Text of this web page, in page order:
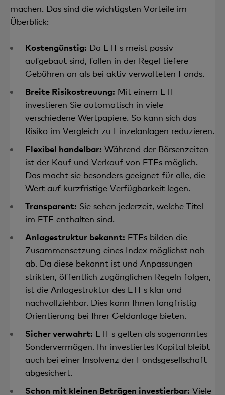
in den Rohstoff, sondern oft in Zertifikate.
Immobilien-ETFs
sogenannten REITs.
Geldmarkt-ETFs setzen auf kurzfristige,
dafür meist auch mit tieferer Rendite.
(Environmental, Social, Governance). Sie
kommen vor allem dann infrage, wenn bei der
geachtet werden soll.
Faktor-ETFs oder Smart-Beta-ETFsrichten
sich nicht nur nach der Grösse von
Unternehmen, sondern wählen Titel gezielt
nach bestimmten Merkmalen aus – etwa
günstig bewertete Aktien (Value), Titel mit
positiver Kursentwicklung (Momentum) oder
(Qualität).
Multi-Asset-ETFskombinieren verschiedene
Anlageklassen wie Aktien, Anleihen und
Gehebelte ETFsversuchen, die tägliche
Sie bieten höhere Gewinnchancen, bergen aber
auch deutlich höhere Risiken.
Währungsgesicherte ETFsschützen vor
Wechselkursverlusten, wenn Sie in einen ETF
investieren, der nicht auf Schweizer Franken
lautet.
nachgebildet, ohne dass die enthaltenen Titel
tatsächlich gekauft werden. Das spart Kosten,
etwa durch die Abhängigkeit von Dritten.
machen. Das sind die wichtigsten Vorteile im
Überblick:
Kostengünstig: Da ETFs meist passiv
aufgebaut sind, fallen in der Regel tiefere
Gebühren an als bei aktiv verwalteten Fonds.
Breite Risikostreuung: Mit einem ETF
investieren Sie automatisch in viele
verschiedene Wertpapiere. So kann sich das
Risiko im Vergleich zu Einzelanlagen reduzieren.
Flexibel handelbar: Während der Börsenzeiten
ist der Kauf und Verkauf von ETFs möglich.
Das macht sie besonders geeignet für alle, die
Wert auf kurzfristige Verfügbarkeit legen.
Transparent: Sie sehen jederzeit, welche Titel
im ETF enthalten sind.
Anlagestruktur bekannt: ETFs bilden die
Zusammensetzung eines Index möglichst nah
ab. Da diese bekannt ist und Anpassungen
strikten, öffentlich zugänglichen Regeln folgen,
ist die Anlagestruktur des ETFs klar und
nachvollziehbar. Dies kann Ihnen langfristig
Orientierung bei Ihrer Geldanlage bieten.
Sicher verwahrt: ETFs gelten als sogenanntes
Sondervermögen. Ihr investiertes Kapital bleibt
auch bei einer Insolvenz der Fondsgesellschaft
abgesichert.
Schon mit kleinen Beträgen investierbar: Viele